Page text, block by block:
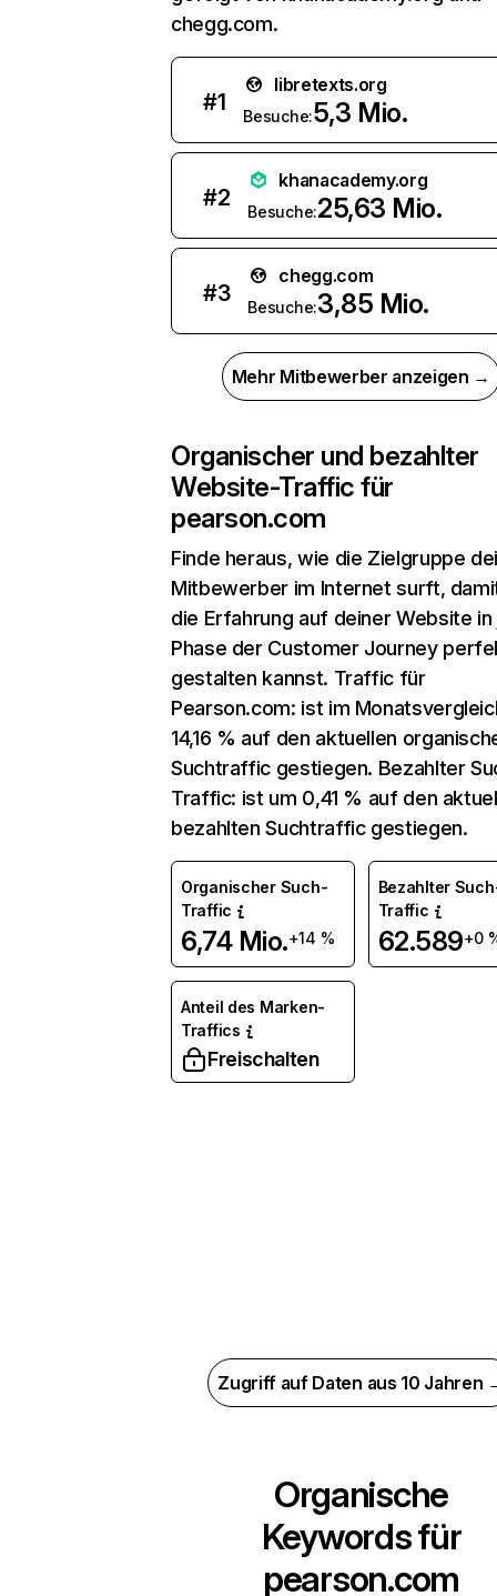
chegg.com.
#1
libretexts.org
Besuche:5,3 Mio.
#2
khanacademy.org
Besuche:25,63 Mio.
#3
chegg.com
Besuche:3,85 Mio.
Mehr Mitbewerber anzeigen →
Organischer und bezahlter
Website-Traffic für
pearson.com
Finde heraus, wie die Zielgruppe
Mitbewerber im Internet surft,
die Erfahrung auf deiner Website
Phase der Customer Journey
gestalten kannst. Traffic für
Pearson.com: ist im
14,16 % auf den aktuellen
Suchtraffic gestiegen. Bezahlter
Traffic: ist um 0,41 % auf den
bezahlten Suchtraffic gestiegen.
Organischer Such-
Traffic
6,74 Mio.+14 %
Bezahlter
Traffic
62.589+0
Anteil des Marken-
Traffics
Freischalten
Zugriff auf Daten aus 10 Jahren
Organische
Keywords für
pearson.com